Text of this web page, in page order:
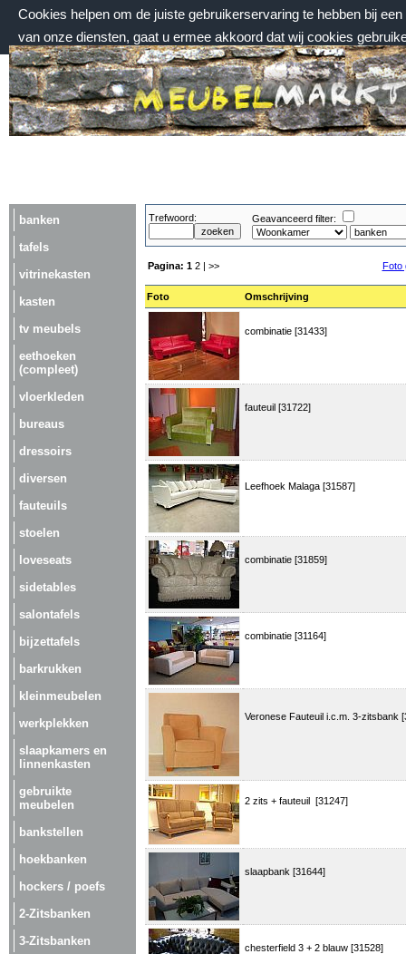
Cookies helpen om de juiste gebruikerservaring te hebben bij
van onze diensten, gaat u ermee akkoord dat wij cookies
zaterdag 8 augustus 2026, 08:59 uur
Welkom bij Meubelmarktplein.nl
banken
tafels
vitrinekasten
kasten
tv meubels
eethoeken
(compleet)
vloerkleden
bureaus
dressoirs
diversen
fauteuils
stoelen
loveseats
sidetables
salontafels
bijzettafels
barkrukken
kleinmeubelen
werkplekken
slaapkamers en
linnenkasten
gebruikte
meubelen
bankstellen
hoekbanken
hockers / poefs
2-Zitsbanken
3-Zitsbanken
Trefwoord: Geavanceerd filter:
Pagina: 1 2 | >> Foto
Foto Omschrijving
combinatie [31433]
fauteuil [31722]
Leefhoek Malaga [31587]
combinatie [31859]
combinatie [31164]
Veronese Fauteuil i.c.m. 3-zitsbank
2 zits + fauteuil [31247]
slaapbank [31644]
chesterfield 3 + 2 blauw [31528]